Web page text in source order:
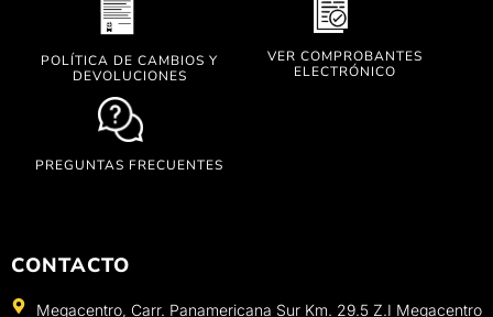
POLÍTICA DE CAMBIOS Y
DEVOLUCIONES
VER COMPROBANTES
ELECTRÓNICO
PREGUNTAS FRECUENTES
CONTACTO
Megacentro, Carr. Panamericana Sur Km. 29.5 Z.I Megacentro